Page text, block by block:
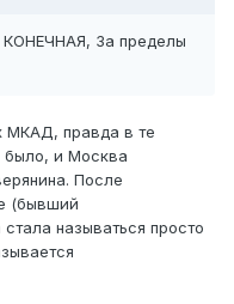
КОНЕЧНАЯ, За пределы
МКАД, правда в те
и Москва
После
(бывший
называться просто